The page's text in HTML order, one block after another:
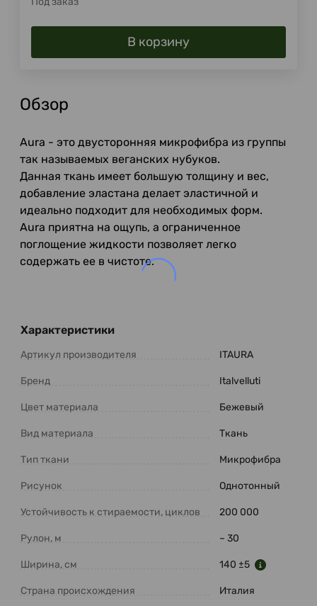
В корзину
Обзор
Aura - это двусторонняя микрофибра из группы
так называемых веганских нубуков.
Данная ткань имеет большую толщину и вес,
добавление эластана делает эластичной и
идеально подходит для необходимых форм.
Aura приятна на ощупь, а ограниченное
поглощение жидкости позволяет легко
содержать ее в чистоте.
Характеристики
Артикул производителя ITAURA
Бренд Italvelluti
Цвет материала Бежевый
Вид материала Ткань
Тип ткани Микрофибра
Рисунок Однотонный
Устойчивость к стираемости, циклов 200 000
Рулон, м ~ 30
Ширина, см 140 ±5
Страна происхождения Италия